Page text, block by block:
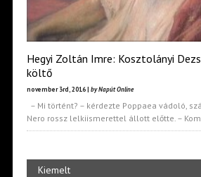
Hegyi Zoltán Imre: Kosztolányi
költő
november 3rd, 2016 | by Napút Online
– Mi történt? – kérdezte Poppaea vádoló,
Nero rossz lelkiismerettel állott előtte. –
Kiemelt